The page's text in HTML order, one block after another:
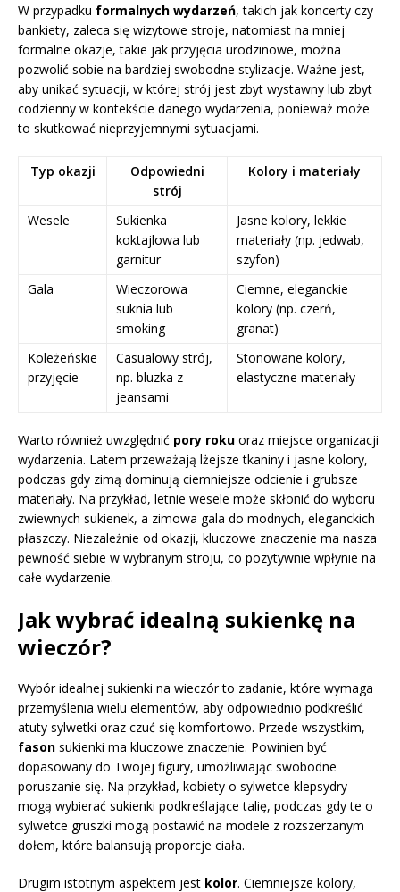
W przypadku formalnych wydarzeń, takich jak koncerty czy
bankiety, zaleca się wizytowe stroje, natomiast na mniej
formalne okazje, takie jak przyjęcia urodzinowe, można
pozwolić sobie na bardziej swobodne stylizacje. Ważne jest,
aby unikać sytuacji, w której strój jest zbyt wystawny lub zbyt
codzienny w kontekście danego wydarzenia, ponieważ może
to skutkować nieprzyjemnymi sytuacjami.
Typ okazji
Odpowiedni
strój
Kolory i materiały
Wesele
Sukienka
koktajlowa lub
garnitur
Jasne kolory, lekkie
materiały (np. jedwab,
szyfon)
Gala
Wieczorowa
suknia lub
smoking
Ciemne, eleganckie
kolory (np. czerń,
granat)
Koleżeńskie
przyjęcie
Casualowy strój,
np. bluzka z
jeansami
Stonowane kolory,
elastyczne materiały
Warto również uwzględnić pory roku oraz miejsce organizacji
wydarzenia. Latem przeważają lżejsze tkaniny i jasne kolory,
podczas gdy zimą dominują ciemniejsze odcienie i grubsze
materiały. Na przykład, letnie wesele może skłonić do wyboru
zwiewnych sukienek, a zimowa gala do modnych, eleganckich
płaszczy. Niezależnie od okazji, kluczowe znaczenie ma nasza
pewność siebie w wybranym stroju, co pozytywnie wpłynie na
całe wydarzenie.
Jak wybrać idealną sukienkę na
wieczór?
Wybór idealnej sukienki na wieczór to zadanie, które wymaga
przemyślenia wielu elementów, aby odpowiednio podkreślić
atuty sylwetki oraz czuć się komfortowo. Przede wszystkim,
fason sukienki ma kluczowe znaczenie. Powinien być
dopasowany do Twojej figury, umożliwiając swobodne
poruszanie się. Na przykład, kobiety o sylwetce klepsydry
mogą wybierać sukienki podkreślające talię, podczas gdy te o
sylwetce gruszki mogą postawić na modele z rozszerzanym
dołem, które balansują proporcje ciała.
Drugim istotnym aspektem jest kolor. Ciemniejsze kolory,